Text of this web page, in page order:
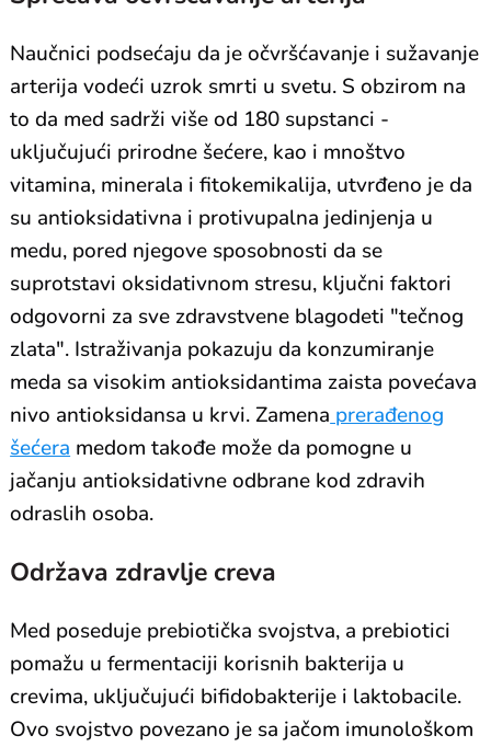
Naučnici podsećaju da je očvršćavanje i sužavanje
arterija vodeći uzrok smrti u svetu. S obzirom na
to da med sadrži više od 180 supstanci -
uključujući prirodne šećere, kao i mnoštvo
vitamina, minerala i fitokemikalija, utvrđeno je da
su antioksidativna i protivupalna jedinjenja u
medu, pored njegove sposobnosti da se
suprotstavi oksidativnom stresu, ključni faktori
odgovorni za sve zdravstvene blagodeti "tečnog
zlata". Istraživanja pokazuju da konzumiranje
meda sa visokim antioksidantima zaista povećava
nivo antioksidansa u krvi. Zamena prerađenog
šećera medom takođe može da pomogne u
jačanju antioksidativne odbrane kod zdravih
odraslih osoba.
Održava zdravlje creva
Med poseduje prebiotička svojstva, a prebiotici
pomažu u fermentaciji korisnih bakterija u
crevima, uključujući bifidobakterije i laktobacile.
Ovo svojstvo povezano je sa jačom imunološkom